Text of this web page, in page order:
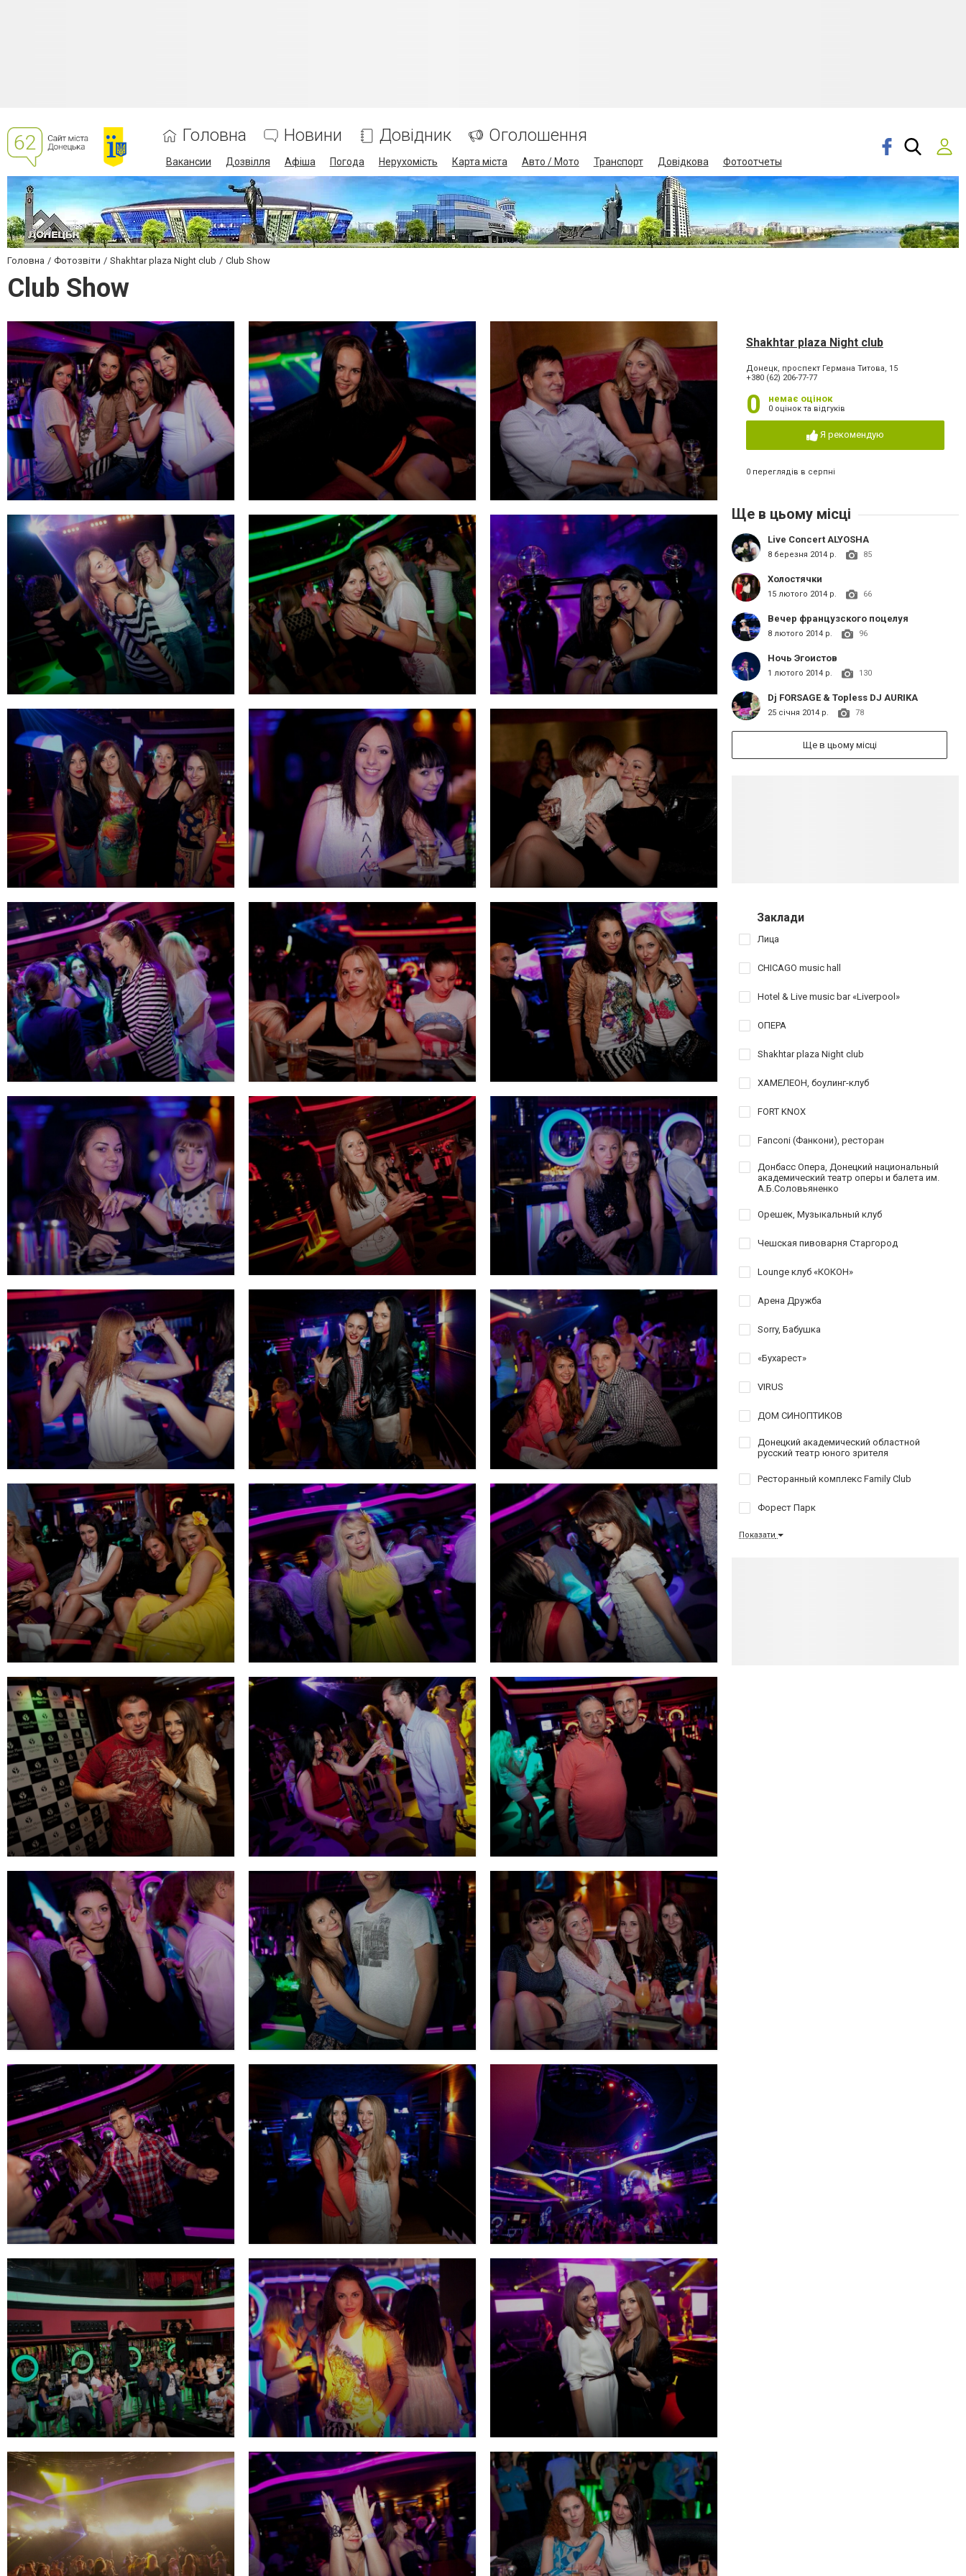
Головна Новини Довідник Оголошення
Вакансии Дозвілля Афіша Погода Нерухомість Карта міста Авто / Мото Транспорт Довідкова Фотоотчеты
Головна Фотозвіти Shakhtar plaza Night club Club Show
Club Show
Shakhtar plaza Night club
Донецк, проспект Германа Титова, 15
+380 (62) 206-77-77
0 немає оцінок
0 оцінок та відгуків
Я рекомендую
0 переглядів в серпні
Ще в цьому місці
Live Concert ALYOSHA
8 березня 2014 р. 85
Холостячки
15 лютого 2014 р. 66
Вечер французского поцелуя
8 лютого 2014 р. 96
Ночь Эгоистов
1 лютого 2014 р. 130
Dj FORSAGE & Topless DJ AURIKA
25 січня 2014 р. 78
Ще в цьому місці
Заклади
Лица
CHICAGO music hall
Hotel & Live music bar «Liverpool»
ОПЕРА
Shakhtar plaza Night club
ХАМЕЛЕОН, боулинг-клуб
FORT KNOX
Fanconi (Фанкони), ресторан
Донбасс Опера, Донецкий национальный
академический театр оперы и балета им.
А.Б.Соловьяненко
Орешек, Музыкальный клуб
Чешская пивоварня Старгород
Lounge клуб «КОКОН»
Арена Дружба
Sorry, Бабушка
«Бухарест»
VIRUS
ДОМ СИНОПТИКОВ
Донецкий академический областной
русский театр юного зрителя
Ресторанный комплекс Family Club
Форест Парк
Показати